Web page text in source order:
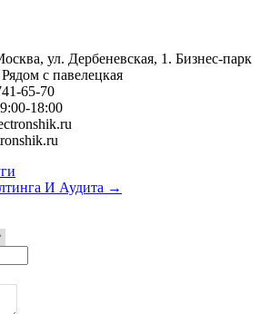
ул. Дербеневская, 1. Бизнес-парк
с павелецкая
65-70
9:00-18:00
И Аудита →